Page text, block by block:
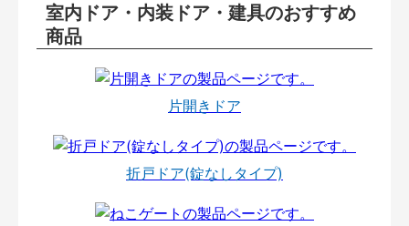
室内ドア・内装ドア・建具のおすすめ
商品
片開きドア
折戸ドア(錠なしタイプ)